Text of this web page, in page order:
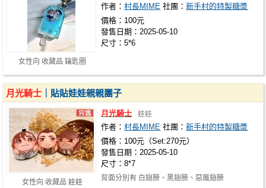
女性向 收藏品 鑰匙圈
作者：村長MIME 社團：新手村的特製糖漿
價格：100元
發售日期：2025-05-10
尺寸：5*6
女性向 收藏品 娃娃
月光騎士 ｜貼貼娃娃親親團子
月光騎士 娃娃
作者：村長MIME 社團：新手村的特製糖漿
價格：100元（Set:270元）
發售日期：2025-05-10
尺寸：8*7
背面分別有 白翅膀、黑翅膀、惡魔翅膀